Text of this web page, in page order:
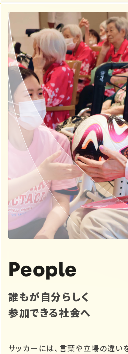
People
誰もが自分らしく
参加できる社会へ
サッカーには、言葉や立場の違い